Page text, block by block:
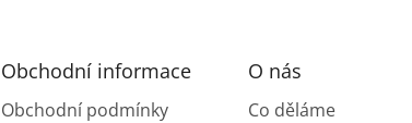
Obchodní informace
Obchodní podmínky
O nás
Co děláme